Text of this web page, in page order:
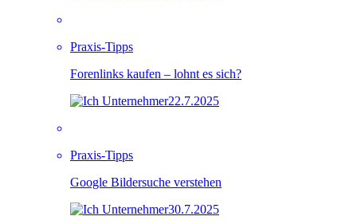
Praxis-Tipps
Forenlinks kaufen – lohnt es sich?
22.7.2025
Praxis-Tipps
Google Bildersuche verstehen
30.7.2025